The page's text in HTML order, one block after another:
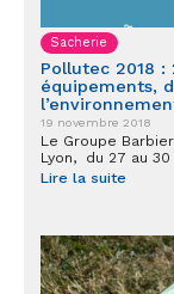
Sacherie
Pollutec 2018
équipements,
19 novembre 2018
Le Groupe
Lyon, du 27 au
Lire la suite